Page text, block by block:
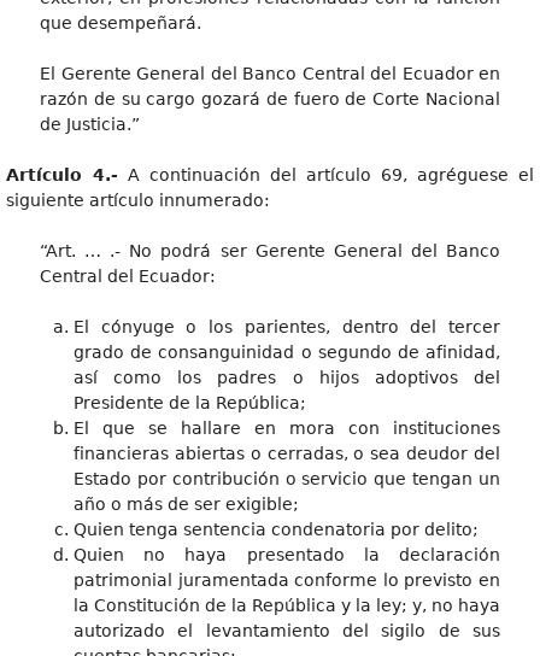
que desempeñará.
El Gerente General del Banco Central del Ecuador en
razón de su cargo gozará de fuero de Corte Nacional
de Justicia.”
Artículo 4.- A continuación del artículo 69, agréguese el
siguiente artículo innumerado:
“Art. … .- No podrá ser Gerente General del Banco
Central del Ecuador:
El cónyuge o los parientes, dentro del tercer
grado de consanguinidad o segundo de afinidad,
así como los padres o hijos adoptivos del
Presidente de la República;
El que se hallare en mora con instituciones
financieras abiertas o cerradas, o sea deudor del
Estado por contribución o servicio que tengan un
año o más de ser exigible;
Quien tenga sentencia condenatoria por delito;
Quien no haya presentado la declaración
patrimonial juramentada conforme lo previsto en
la Constitución de la República y la ley; y, no haya
autorizado el levantamiento del sigilo de sus